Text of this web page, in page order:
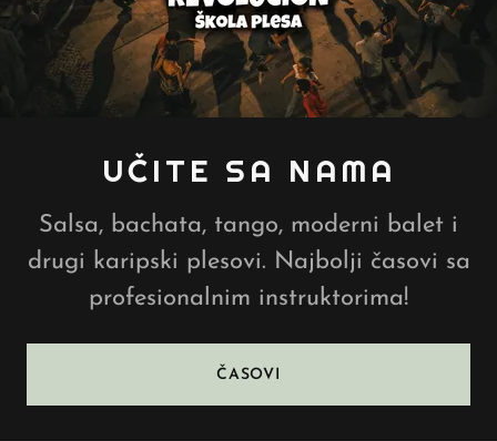
UČITE SA NAMA
Salsa, bachata, tango, moderni balet i
drugi karipski plesovi. Najbolji časovi sa
profesionalnim instruktorima!
ČASOVI